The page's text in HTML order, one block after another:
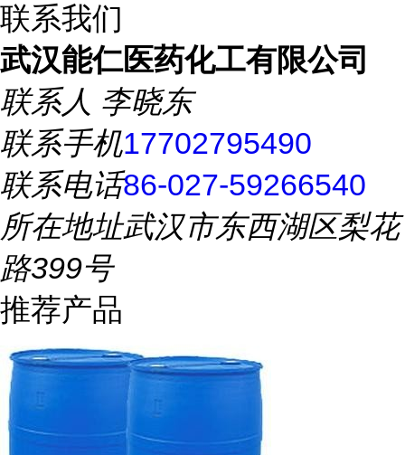
联系我们
武汉能仁医药化工有限公司
联系人 李晓东
联系手机17702795490
联系电话86-027-59266540
所在地址武汉市东西湖区梨花
路399号
推荐产品